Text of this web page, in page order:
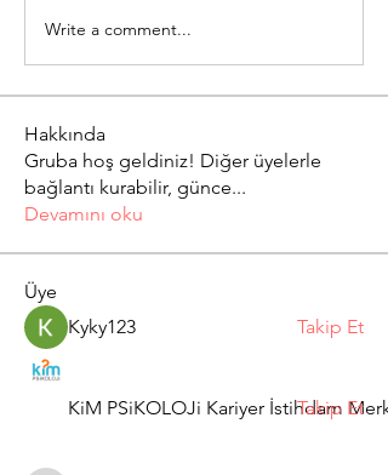
Write a comment...
Hakkında
Gruba hoş geldiniz! Diğer üyelerle
bağlantı kurabilir, günce...
Devamını oku
Üye
Kyky123
Takip Et
KiM PSiKOLOJi Kariyer İstihdam
Takip Et